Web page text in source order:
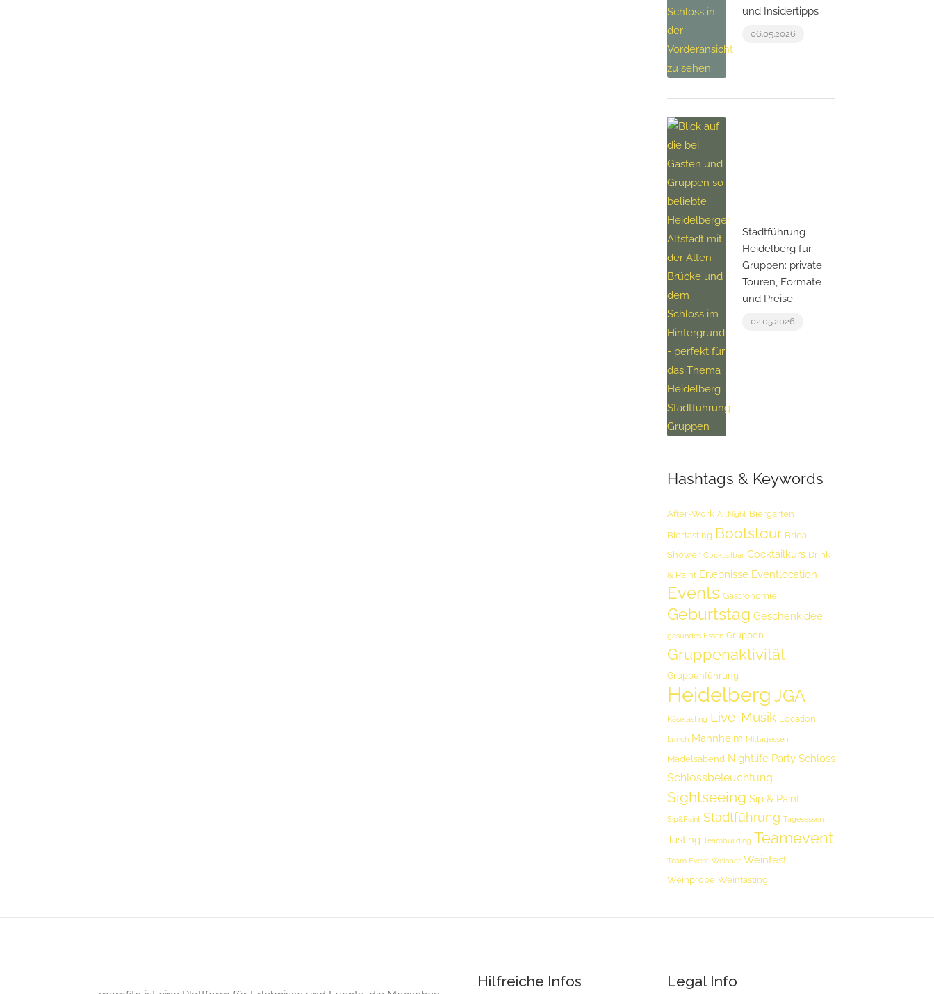
und Insidertipps
06.05.2026
Stadtführung
Heidelberg für
Gruppen: private
Touren, Formate
und Preise
02.05.2026
Hashtags & Keywords
After-Work ArtNight Biergarten
Biertasting Bootstour Bridal
Shower Cocktailbar Cocktailkurs Drink
& Paint Erlebnisse Eventlocation
Events Gastronomie
Geburtstag Geschenkidee
gesundes Essen Gruppen
Gruppenaktivität
Gruppenführung
Heidelberg JGA
Käsetasting Live-Musik Location
Lunch Mannheim Mittagessen
Mädelsabend Nightlife Party Schloss
Schlossbeleuchtung
Sightseeing Sip & Paint
Sip&Paint Stadtführung Tagesessen
Tasting Teambuilding Teamevent
Team Event Weinbar Weinfest
Weinprobe Weintasting
Hilfreiche Infos Legal Info